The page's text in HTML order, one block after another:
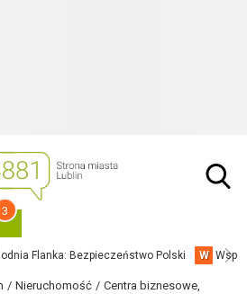
3
Flanka: Bezpieczeństwo Polski W
Nieruchomość
Centra biznesowe,